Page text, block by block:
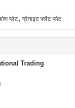
प्लेट, ग्रेनाइट फ्लैट प्लेट
Trading